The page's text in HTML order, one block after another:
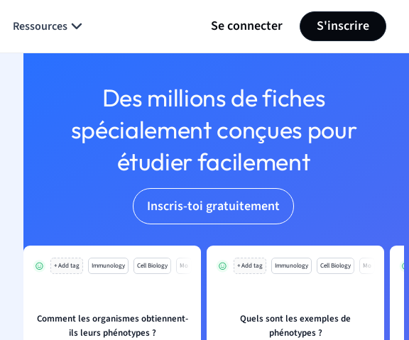
Ressources Se connecter S'inscrire
Des millions de fiches
spécialement conçues pour
étudier facilement
Inscris-toi gratuitement
+ Add tag Immunology Cell Biology Mo
Comment les organismes obtiennent-
ils leurs phénotypes ?
+ Add tag Immunology Cell Biology Mo
Quels sont les exemples de
phénotypes ?